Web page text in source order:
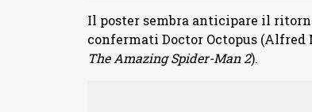
Il poster sembra anticipare il
confermati Doctor Octopus (Alfred
The Amazing Spider-Man 2).